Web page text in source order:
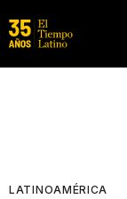
LATINOAMÉRICA